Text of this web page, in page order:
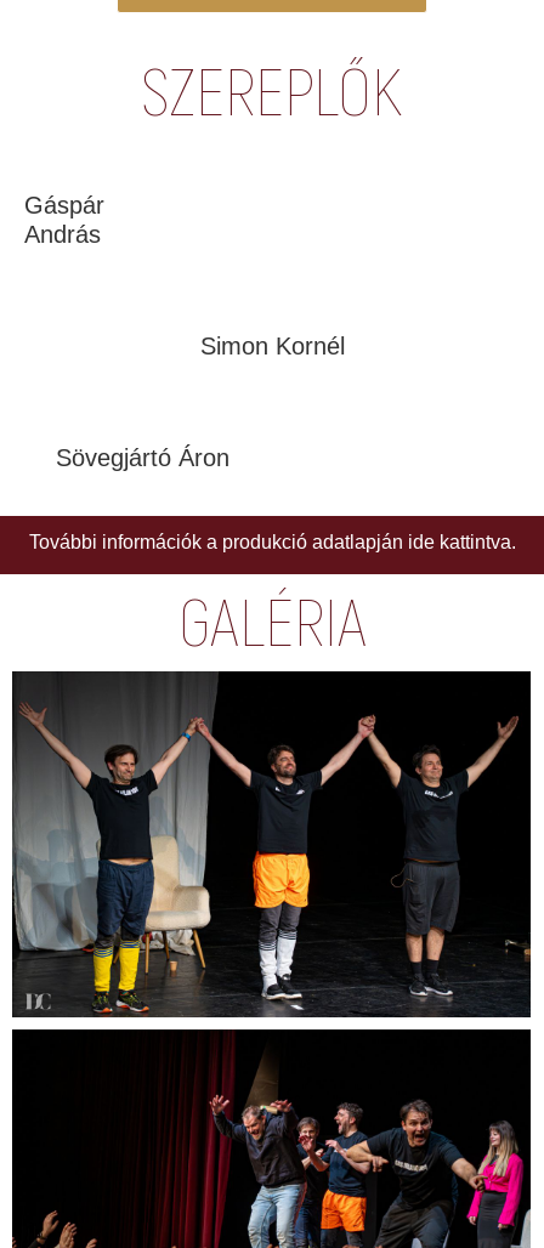
SZEREPLŐK
Gáspár
András
Simon Kornél
Sövegjártó Áron
További információk a produkció adatlapján ide kattintva.
GALÉRIA